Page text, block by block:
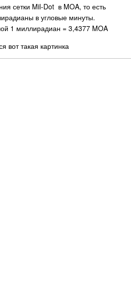
сетки Mil-Dot в MOA, то есть
в угловые минуты.
1 миллирадиан = 3,4377 MOA
вот такая картинка